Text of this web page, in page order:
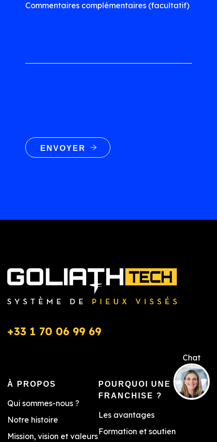
Commentaires complémentaires (facultatif)
ENVOYER
+33 1 70 06 99 69
À PROPOS
Qui sommes-nous ?
Notre histoire
Mission, vision et valeurs
POURQUOI UNE
FRANCHISE ?
Les avantages
Formation et soutien